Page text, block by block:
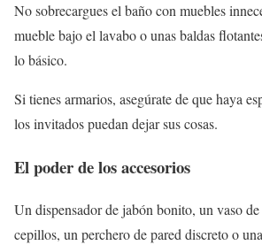
No sobrecargues el baño con muebles
mueble bajo el lavabo o unas baldas
lo básico.
Si tienes armarios, asegúrate de que haya
los invitados puedan dejar sus cosas.
El poder de los accesorios
Un dispensador de jabón bonito, un vaso
cepillos, un perchero de pared discreto o